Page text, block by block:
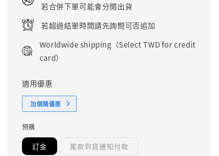
若合併下單可能會分開出貨
若超過結單時間請先詢問可否追加
Worldwide shipping（Select TWD for credit
card）
適用優惠
加價購優惠
預購
訂金 尾款到貨通知付款